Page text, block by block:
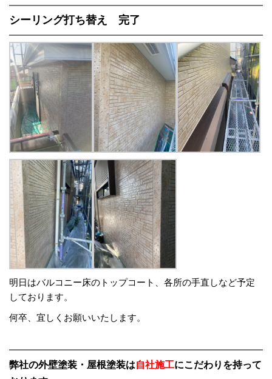
シーリング打ち替え 完了
明日はバルコニー床のトップコート、各所の手直しなど予定
しております。
何卒、宜しくお願いいたします。
弊社の外壁塗装・屋根塗装は自社施工にこだわりを持って